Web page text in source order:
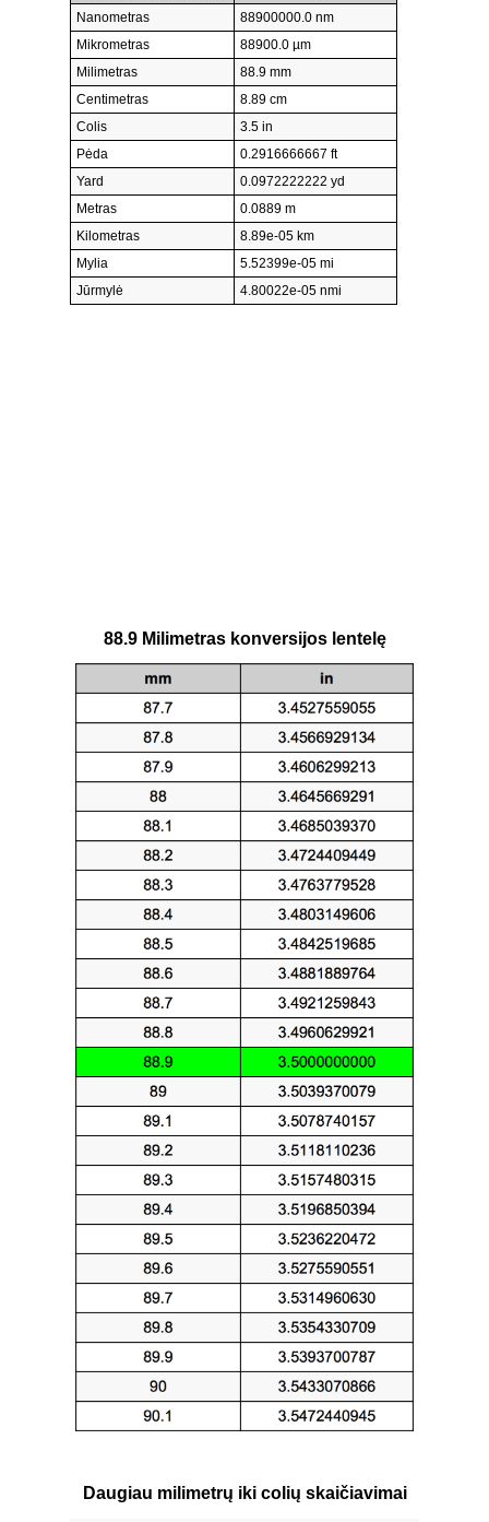
Nanometras
88900000.0 nm
Mikrometras
88900.0 µm
Milimetras
88.9 mm
Centimetras
8.89 cm
Colis
3.5 in
Pėda
0.2916666667 ft
Yard
0.0972222222 yd
Metras
0.0889 m
Kilometras
8.89e-05 km
Mylia
5.52399e-05 mi
Jūrmylė
4.80022e-05 nmi
88.9 Milimetras konversijos lentelę
Daugiau milimetrų iki colių skaičiavimai